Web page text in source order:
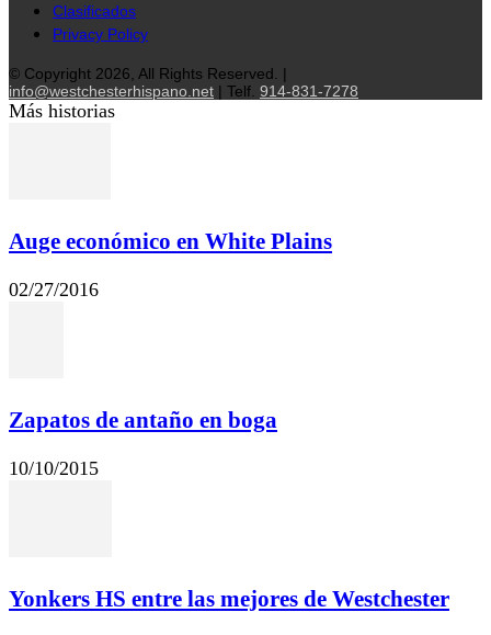
Clasificados
Privacy Policy
© Copyright 2026, All Rights Reserved. |
info@westchesterhispano.net | Telf. 914-831-7278
Más historias
Auge económico en White Plains
02/27/2016
Zapatos de antaño en boga
10/10/2015
Yonkers HS entre las mejores de Westchester